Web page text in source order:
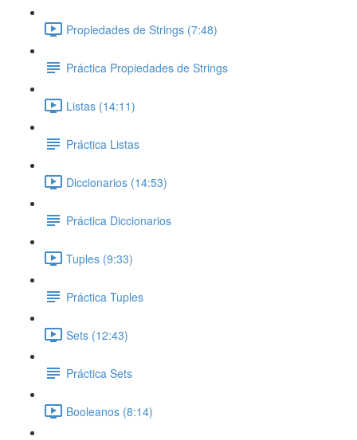
Propiedades de Strings (7:48)
Práctica Propiedades de Strings
Listas (14:11)
Práctica Listas
Diccionarios (14:53)
Práctica Diccionarios
Tuples (9:33)
Práctica Tuples
Sets (12:43)
Práctica Sets
Booleanos (8:14)